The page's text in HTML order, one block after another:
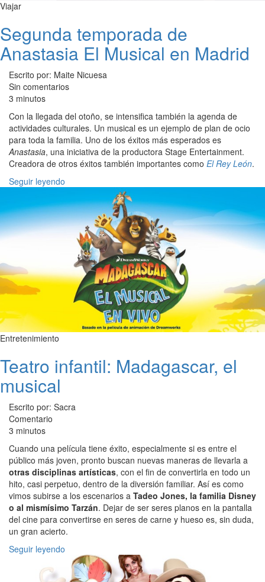
Viajar
Segunda temporada de
Anastasia El Musical en Madrid
Escrito por: Maite Nicuesa
Sin comentarios
3 minutos
Con la llegada del otoño, se intensifica también la agenda de
actividades culturales. Un musical es un ejemplo de plan de ocio
para toda la familia. Uno de los éxitos más esperados es
Anastasia, una iniciativa de la productora Stage Entertainment.
Creadora de otros éxitos también importantes como El Rey León.
Seguir leyendo
Entretenimiento
Teatro infantil: Madagascar, el
musical
Escrito por: Sacra
Comentario
3 minutos
Cuando una película tiene éxito, especialmente si es entre el
público más joven, pronto buscan nuevas maneras de llevarla a
otras disciplinas artísticas, con el fin de convertirla en todo un
hito, casi perpetuo, dentro de la diversión familiar. Así es como
vimos subirse a los escenarios a Tadeo Jones, la familia Disney
o al mismísimo Tarzán. Dejar de ser seres planos en la pantalla
del cine para convertirse en seres de carne y hueso es, sin duda,
un gran acierto.
Seguir leyendo